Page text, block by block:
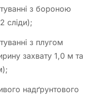
з бороною
сліди);
з плугом
захвату 1,0 м та
надґрунтового